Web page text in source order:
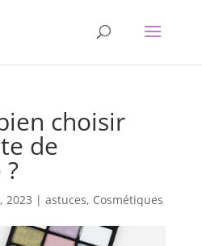
choisir
de
2023 | astuces, Cosmétiques